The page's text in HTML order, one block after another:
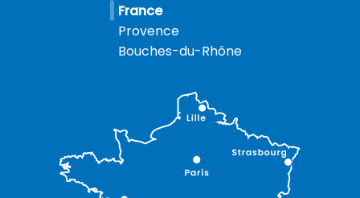
France
Provence
Bouches-du-Rhône